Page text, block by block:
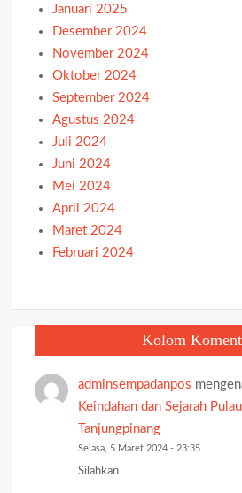
Januari 2025
Desember 2024
November 2024
Oktober 2024
September 2024
Agustus 2024
Juli 2024
Juni 2024
Mei 2024
April 2024
Maret 2024
Februari 2024
Kolom
adminsempadanpos
Keindahan dan Sejarah
Tanjungpinang
Selasa, 5 Maret 2024 - 23:35
Silahkan